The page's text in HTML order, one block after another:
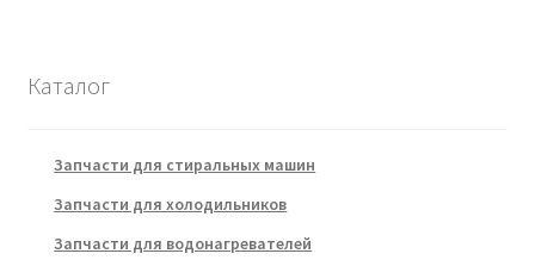
Каталог
Запчасти для стиральных машин
Запчасти для холодильников
Запчасти для водонагревателей